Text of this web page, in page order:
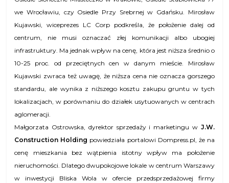
we Wrocławiu, czy Osiedle Przy Srebrnej w Gdańsku. Mirosław
Kujawski, wiceprezes LC Corp podkreśla, że położenie dalej od
centrum, nie musi oznaczać złej komunikacji albo ubogiej
infrastruktury. Ma jednak wpływ na cenę, która jest niższa średnio o
10-25 proc. od przeciętnych cen w danym mieście. Mirosław
Kujawski zwraca też uwagę, że niższa cena nie oznacza gorszego
standardu, ale wynika z niższego kosztu zakupu gruntu w tych
lokalizacjach, w porównaniu do działek usytuowanych w centrach
aglomeracji.
Małgorzata Ostrowska, dyrektor sprzedaży i marketingu w J.W.
Construction Holding powiedziała portalowi Dompress.pl, że na
cenę mieszkania bez wątpienia istotny wpływ ma położenie
nieruchomości. Dlatego dwupokojowe lokale w centrum Warszawy
w inwestycji Bliska Wola w ofercie przedsprzedażowej firmy